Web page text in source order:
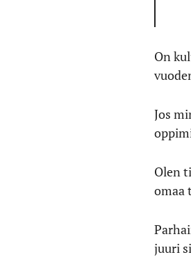
On
Jos
Olen
omaa
juuri